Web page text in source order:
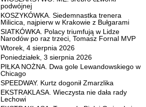
podwójnej
KOSZYKÓWKA. Siedemnastka trenera
Milicica, najpierw w Krakowie z Bułgarami
SIATKÓWKA. Polacy triumfują w Lidze
Narodów po raz trzeci, Tomasz Fornal MVP
Wtorek, 4 sierpnia 2026
Poniedziałek, 3 sierpnia 2026
PIŁKA NOŻNA. Dwa gole Lewandowskiego w
Chicago
SPEEDWAY. Kurtz dogonił Zmarzlika
EKSTRAKLASA. Wieczysta nie dała rady
Lechowi